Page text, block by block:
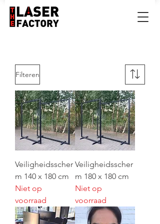
Filteren
Veiligheidsscher
m 140 x 180 cm
Niet op
voorraad
Veiligheidsscher
m 180 x 180 cm
Niet op
voorraad